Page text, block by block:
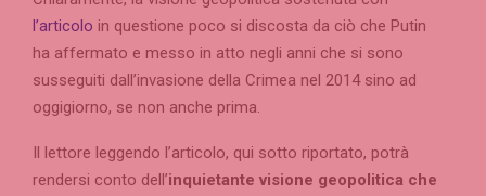
l’articolo in questione poco si discosta da ciò che Putin
ha affermato e messo in atto negli anni che si sono
susseguiti dall’invasione della Crimea nel 2014 sino ad
oggigiorno, se non anche prima.
Il lettore leggendo l’articolo, qui sotto riportato, potrà
rendersi conto dell’inquietante visione geopolitica che